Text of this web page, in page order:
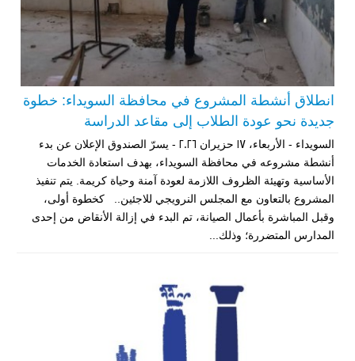
انطلاق أنشطة المشروع في محافظة السويداء: خطوة
جديدة نحو عودة الطلاب إلى مقاعد الدراسة
السويداء - الأربعاء، 17 حزيران 2026 - يسرّ الصندوق الإعلان عن بدء
أنشطة مشروعه في محافظة السويداء، بهدف استعادة الخدمات
الأساسية وتهيئة الظروف اللازمة لعودة آمنة وحياة كريمة. يتم تنفيذ
المشروع بالتعاون مع المجلس النرويجي للاجئين.. كخطوة أولى،
وقبل المباشرة بأعمال الصيانة، تم البدء في إزالة الأنقاض من إحدى
المدارس المتضررة؛ وذلك...